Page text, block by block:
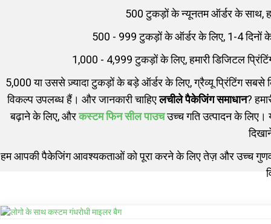
500 टुकड़ों के न्यूनतम ऑर्डर के साथ,
500 - 999 टुकड़ों के ऑर्डर के लिए, 1-4 दिनों
1,000 - 4,999 टुकड़ों के लिए, हमारी डिजिटल
5,000 या उससे ज़्यादा टुकड़ों के बड़े ऑर्डर के लिए, ग्रैव्यू प्रिंटिंग
विकल्प उपलब्ध हैं। और जानकारी चाहिएलचीले पैकेजिंग समाधान?
बढ़ाने के लिए, औरकस्टम फिन सील पाउचउच्च गति उत्पादन के लिए।
हम आपकी पैकेजिंग आवश्यकताओं को पूरा करने के लिए तेज़ और उच्च